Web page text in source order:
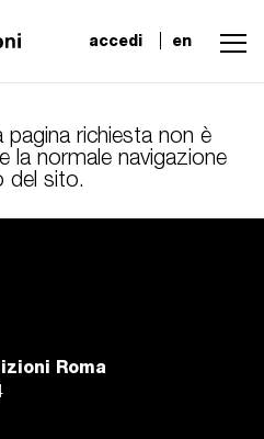
accedi en
pagina richiesta non è
la normale navigazione
del sito.
Roma